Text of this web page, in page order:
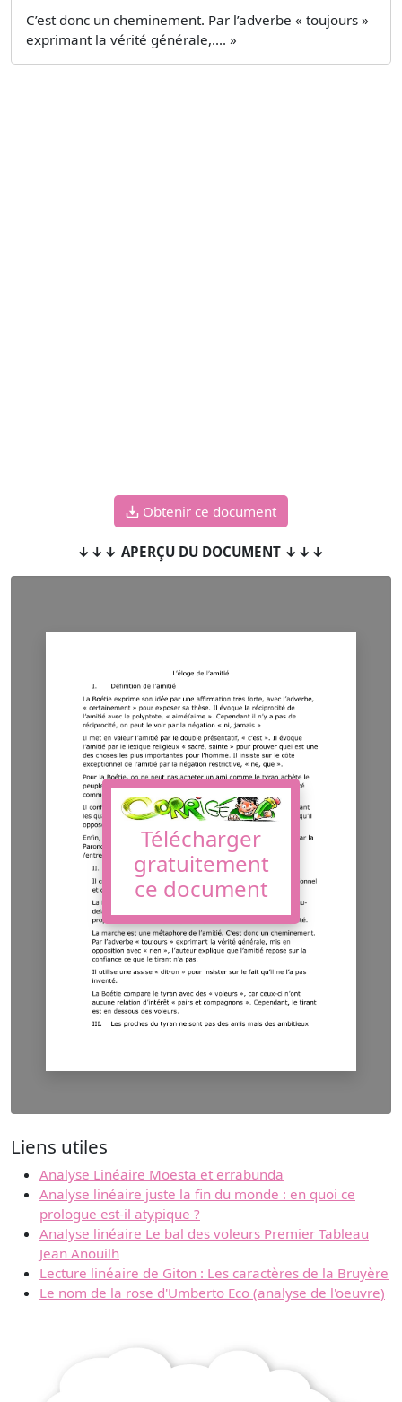
C’est donc un cheminement. Par l’adverbe « toujours »
exprimant la vérité générale,.... »
Obtenir ce document
↓↓↓ APERÇU DU DOCUMENT ↓↓↓
Télécharger
gratuitement
ce document
Liens utiles
Analyse Linéaire Moesta et errabunda
Analyse linéaire juste la fin du monde : en quoi ce
prologue est-il atypique ?
Analyse linéaire Le bal des voleurs Premier Tableau
Jean Anouilh
Lecture linéaire de Giton : Les caractères de la Bruyère
Le nom de la rose d'Umberto Eco (analyse de l'oeuvre)